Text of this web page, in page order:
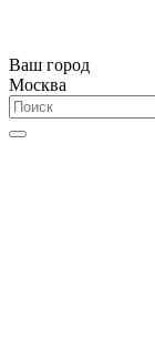
Ваш город
Москва